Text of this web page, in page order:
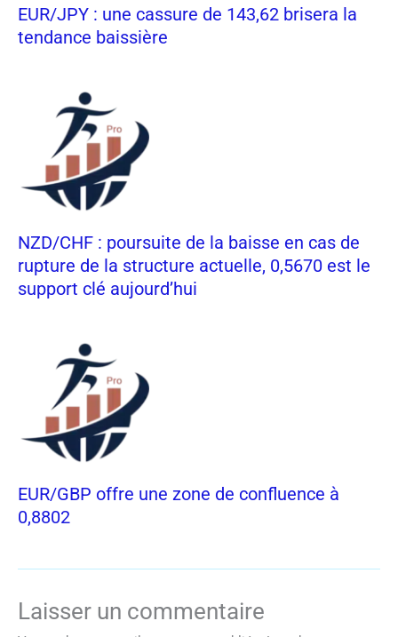
EUR/JPY : une cassure de 143,62 brisera la
tendance baissière
NZD/CHF : poursuite de la baisse en cas de
rupture de la structure actuelle, 0,5670 est le
support clé aujourd’hui
EUR/GBP offre une zone de confluence à
0,8802
Laisser un commentaire